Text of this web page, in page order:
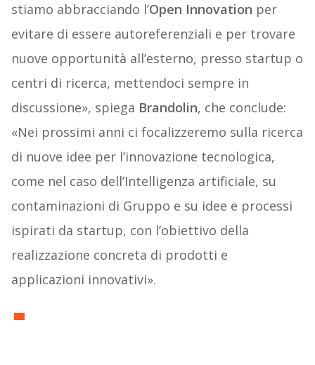
stiamo abbracciando l’Open Innovation per
evitare di essere autoreferenziali e per trovare
nuove opportunità all’esterno, presso startup o
centri di ricerca, mettendoci sempre in
discussione», spiega Brandolin, che conclude:
«Nei prossimi anni ci focalizzeremo sulla ricerca
di nuove idee per l’innovazione tecnologica,
come nel caso dell’Intelligenza artificiale, su
contaminazioni di Gruppo e su idee e processi
ispirati da startup, con l’obiettivo della
realizzazione concreta di prodotti e
applicazioni innovativi».